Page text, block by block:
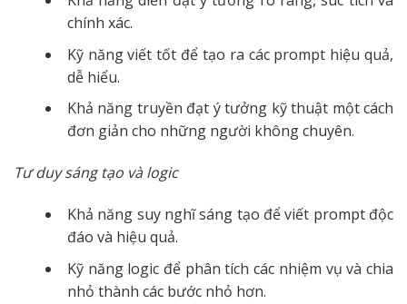
chính xác.
Kỹ năng viết tốt để tạo ra các prompt hiệu quả,
dễ hiểu.
Khả năng truyền đạt ý tưởng kỹ thuật một cách
đơn giản cho những người không chuyên.
Tư duy sáng tạo và logic
Khả năng suy nghĩ sáng tạo để viết prompt độc
đáo và hiệu quả.
Kỹ năng logic để phân tích các nhiệm vụ và chia
nhỏ thành các bước nhỏ hơn.